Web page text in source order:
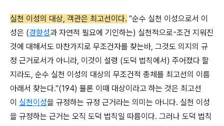
실천 이성의 대상, 객관은 최고선이다. "순수 실천 이성으로서 이
성은 (경향성과 자연적 필요에 기인하는) 실천적으로-조건 지워진
것에 대해서도 마찬가지로 무조건자를 찾는바, 그것도 의지의 규
정 근거로서가 아니라, 이것이 설령 (도덕 법칙에서) 주어졌다 할
지라도, 순수 실천 이성의 대상의 무조건적 총체를 최고선의 이름
아래서 찾는다."(194) 물론 이때 대상이라고 하는 것은 최고선
이 실천이성을 규정하는 규정 근거라는 의미는 아니다. 실천 이성
을 규정하는 근거는 오직 도덕 법칙일 따름이다. 그러나 도덕 법칙